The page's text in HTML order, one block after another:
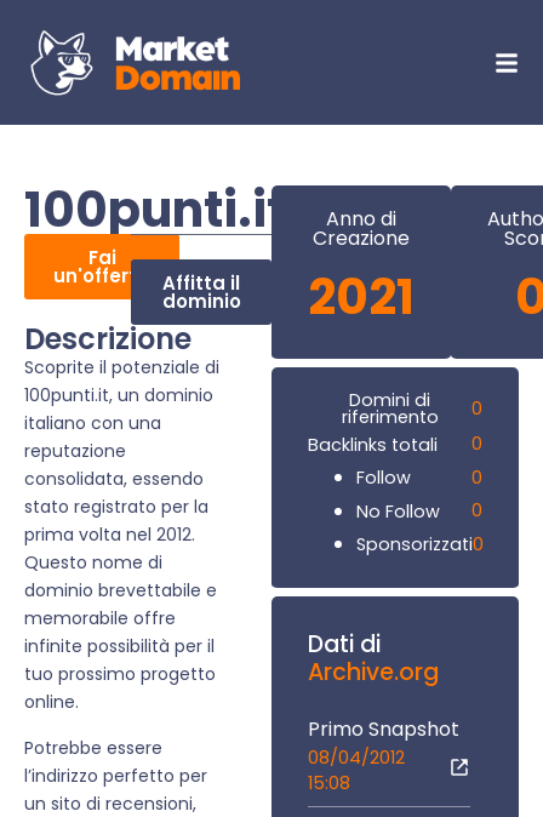
100punti.it
Fai
un'offerta Affitta il
dominio
Descrizione
Scoprite il potenziale di
100punti.it, un dominio
italiano con una
reputazione
consolidata, essendo
stato registrato per la
prima volta nel 2012.
Questo nome di
dominio brevettabile e
memorabile offre
infinite possibilità per il
tuo prossimo progetto
online.
Potrebbe essere
l’indirizzo perfetto per
un sito di recensioni,
Anno di
Creazione
2021
Domini di
riferimento
0
Backlinks totali
0
Follow
0
No Follow
0
Sponsorizzati0
Dati di
Archive.org
Primo Snapshot
08/04/2012
15:08